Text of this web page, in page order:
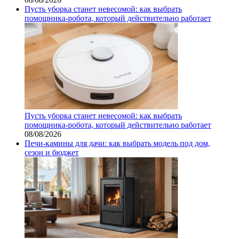
Пусть уборка станет невесомой: как выбрать
помощника‑робота, который действительно работает
Пусть уборка станет невесомой: как выбрать
помощника‑робота, который действительно работает
08/08/2026
Печи-камины для дачи: как выбрать модель под дом,
сезон и бюджет